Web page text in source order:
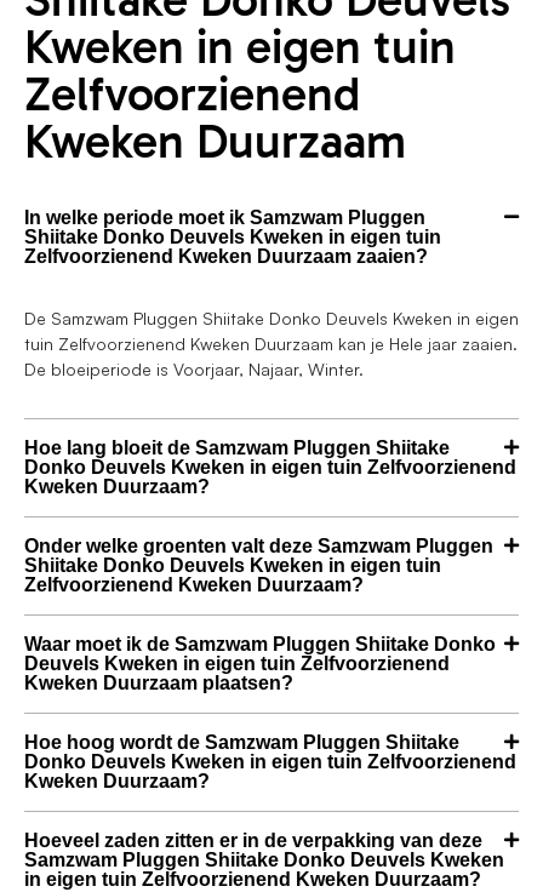
Kweken in eigen tuin
Zelfvoorzienend
Kweken Duurzaam
In welke periode moet ik Samzwam Pluggen
Shiitake Donko Deuvels Kweken in eigen tuin
Zelfvoorzienend Kweken Duurzaam zaaien?
De Samzwam Pluggen Shiitake Donko Deuvels Kweken in eigen
tuin Zelfvoorzienend Kweken Duurzaam kan je Hele jaar zaaien.
De bloeiperiode is Voorjaar, Najaar, Winter.
Hoe lang bloeit de Samzwam Pluggen Shiitake
Donko Deuvels Kweken in eigen tuin Zelfvoorzienend
Kweken Duurzaam?
Onder welke groenten valt deze Samzwam Pluggen
Shiitake Donko Deuvels Kweken in eigen tuin
Zelfvoorzienend Kweken Duurzaam?
Waar moet ik de Samzwam Pluggen Shiitake Donko
Deuvels Kweken in eigen tuin Zelfvoorzienend
Kweken Duurzaam plaatsen?
Hoe hoog wordt de Samzwam Pluggen Shiitake
Donko Deuvels Kweken in eigen tuin Zelfvoorzienend
Kweken Duurzaam?
Hoeveel zaden zitten er in de verpakking van deze
Samzwam Pluggen Shiitake Donko Deuvels Kweken
in eigen tuin Zelfvoorzienend Kweken Duurzaam?